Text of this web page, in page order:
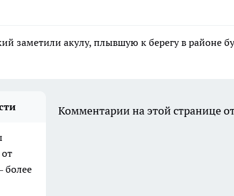
заметили акулу, плывшую к берегу в районе
более
Комментарии на этой странице